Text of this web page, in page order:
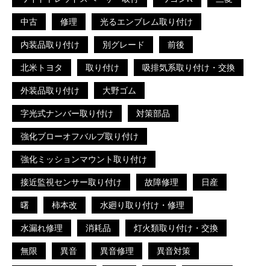
中古 修理 光るエンブレム取り付け
内装品取り付け 別グレード 前後
北米トヨタ 取り付け 吸排気系取り付け・交換
外装品取り付け 大野ゴム
字光式ナンバー取り付け 対策部品
強化ブローオフバルブ取り付け
強化ミッションマウント取り付け
接近監視センサー取り付け 故障修理 日産
曙 柿本改 水廻り取り付け・修理
水漏れ修理 消耗品 灯火類取り付け・交換
無限 異音 異音修理 異音対策